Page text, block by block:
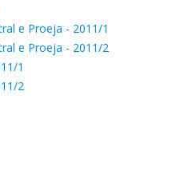
e Proeja - 2011/1
e Proeja - 2011/2
1
2